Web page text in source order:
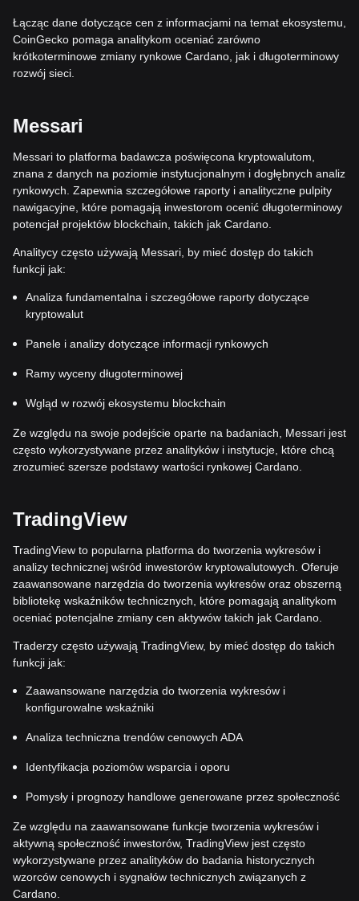
Łącząc dane dotyczące cen z informacjami na temat ekosystemu,
CoinGecko pomaga analitykom oceniać zarówno
krótkoterminowe zmiany rynkowe Cardano, jak i długoterminowy
rozwój sieci.
Messari
Messari to platforma badawcza poświęcona kryptowalutom,
znana z danych na poziomie instytucjonalnym i dogłębnych analiz
rynkowych. Zapewnia szczegółowe raporty i analityczne pulpity
nawigacyjne, które pomagają inwestorom ocenić długoterminowy
potencjał projektów blockchain, takich jak Cardano.
Analitycy często używają Messari, by mieć dostęp do takich
funkcji jak:
Analiza fundamentalna i szczegółowe raporty dotyczące
kryptowalut
Panele i analizy dotyczące informacji rynkowych
Ramy wyceny długoterminowej
Wgląd w rozwój ekosystemu blockchain
Ze względu na swoje podejście oparte na badaniach, Messari jest
często wykorzystywane przez analityków i instytucje, które chcą
zrozumieć szersze podstawy wartości rynkowej Cardano.
TradingView
TradingView to popularna platforma do tworzenia wykresów i
analizy technicznej wśród inwestorów kryptowalutowych. Oferuje
zaawansowane narzędzia do tworzenia wykresów oraz obszerną
bibliotekę wskaźników technicznych, które pomagają analitykom
oceniać potencjalne zmiany cen aktywów takich jak Cardano.
Traderzy często używają TradingView, by mieć dostęp do takich
funkcji jak:
Zaawansowane narzędzia do tworzenia wykresów i
konfigurowalne wskaźniki
Analiza techniczna trendów cenowych ADA
Identyfikacja poziomów wsparcia i oporu
Pomysły i prognozy handlowe generowane przez społeczność
Ze względu na zaawansowane funkcje tworzenia wykresów i
aktywną społeczność inwestorów, TradingView jest często
wykorzystywane przez analityków do badania historycznych
wzorców cenowych i sygnałów technicznych związanych z
Cardano.